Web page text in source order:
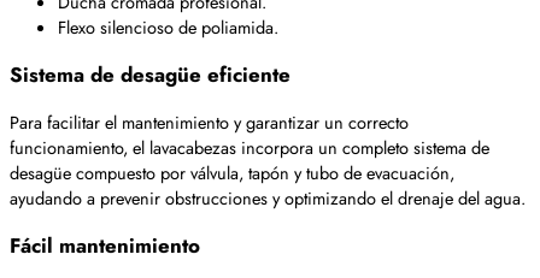
Flexo silencioso de poliamida.
Sistema de desagüe eficiente
Para facilitar el mantenimiento y garantizar un correcto
funcionamiento, el lavacabezas incorpora un completo sistema de
desagüe compuesto por válvula, tapón y tubo de evacuación,
ayudando a prevenir obstrucciones y optimizando el drenaje del agua.
Fácil mantenimiento